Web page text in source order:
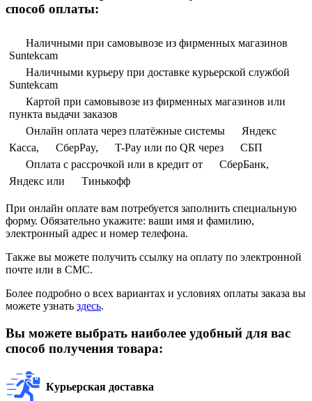
способ оплаты:
Наличными при самовывозе из фирменных магазинов
Suntekcam
Наличными курьеру при доставке курьерской службой
Suntekcam
Картой при самовывозе из фирменных магазинов или
пункта выдачи заказов
Онлайн оплата через платёжные системы
Яндекс
Касса,
СберPay, T-Pay или по QR через
СБП
Оплата с рассрочкой или в кредит от
СберБанк,
Яндекс или
Тинькофф
При онлайн оплате вам потребуется заполнить специальную
форму. Обязательно укажите: ваши имя и фамилию,
электронный адрес и номер телефона.
Также вы можете получить ссылку на оплату по электронной
почте или в СМС.
Более подробно о всех вариантах и условиях оплаты заказа вы
можете узнать здесь.
Вы можете выбрать наиболее удобный для вас
способ получения товара:
Курьерская доставка